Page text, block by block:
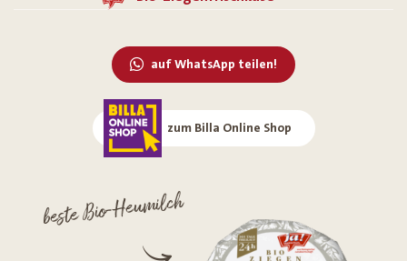
auf WhatsApp teilen!
zum Billa Online Shop
beste Bio-Heumilch